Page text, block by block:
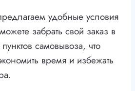
удобные условия
забрать свой заказ в
самовывоза, что
время и избежать